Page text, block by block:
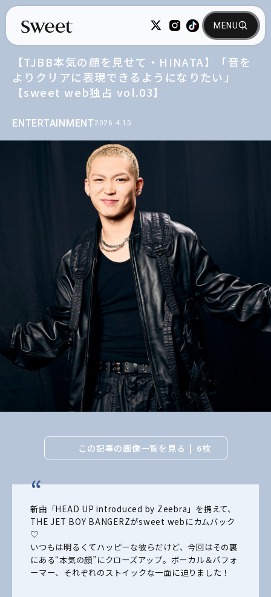
ENTERTAINMENT2026.4.15
【TJBB本気の顔を見せて・HINATA】「音を
よりクリアに表現できるようになりたい」
【sweet web独占 vol.03】
この記事の画像一覧を見る 6枚
新曲「HEAD UP introduced by Zeebra」を携えて、
THE JET BOY BANGERZがsweet webにカムバック
♡
いつもは明るくてハッピーな彼らだけど、今回はその裏
にある“本気の顔”にクローズアップ。ボーカル＆パフォ
ーマー、それぞれのストイックな一面に迫りました！